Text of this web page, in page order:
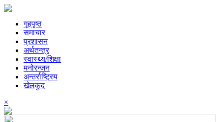
गृहपृष्ठ
समाचार
प्रशासन
अर्थतन्त्र
स्वास्थ्य/शिक्षा
मनोरन्जन
अन्तर्राष्ट्रिय
खेलकुद
×